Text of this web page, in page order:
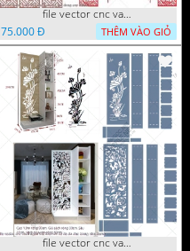
file vector cnc vach tho tranh phong tho dang cap
75.000 Đ
THÊM VÀO GIỎ
file vector cnc vach ngan ket hop voi ke de do dac trong nha